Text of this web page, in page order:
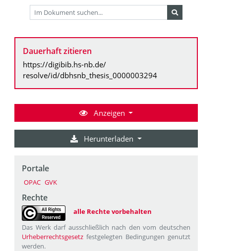
Dauerhaft zitieren
https://digibib.hs-nb.de/
resolve/id/dbhsnb_thesis_0000003294
Anzeigen
Herunterladen
Portale
OPAC GVK
Rechte
alle Rechte vorbehalten
Das Werk darf ausschließlich nach den vom deutschen
Urheberrechtsgesetz festgelegten Bedingungen genutzt
werden.